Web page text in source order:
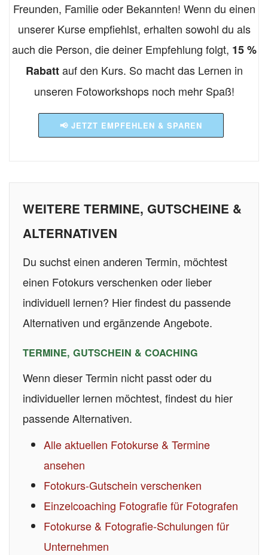
Freunden, Familie oder Bekannten! Wenn du einen
unserer Kurse empfiehlst, erhalten sowohl du als
auch die Person, die deiner Empfehlung folgt, 15 %
Rabattauf den Kurs. So macht das Lernen in
unseren Fotoworkshops noch mehr Spaß!
📢 JETZT EMPFEHLEN & SPAREN
WEITERE TERMINE, GUTSCHEINE &
ALTERNATIVEN
Du suchst einen anderen Termin, möchtest
einen Fotokurs verschenken oder lieber
individuell lernen? Hier findest du passende
Alternativen und ergänzende Angebote.
TERMINE, GUTSCHEIN & COACHING
Wenn dieser Termin nicht passt oder du
individueller lernen möchtest, findest du hier
passende Alternativen.
Alle aktuellen Fotokurse & Termine
ansehen
Fotokurs-Gutschein verschenken
Einzelcoaching Fotografie für Fotografen
Fotokurse & Fotografie-Schulungen für
Unternehmen